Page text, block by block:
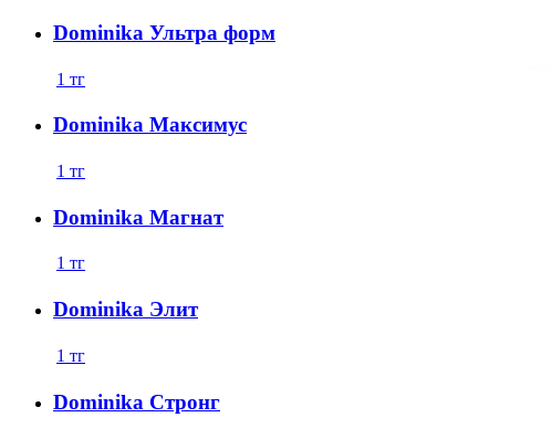
Dominika Ультра форм
1 тг
Dominika Максимус
1 тг
Dominika Магнат
1 тг
Dominika Элит
1 тг
Dominika Стронг